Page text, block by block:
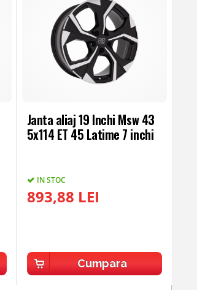
Janta aliaj 19 Inchi Msw 43
5x114 ET 45 Latime 7 inchi
IN STOC
893,88 LEI
Cumpara